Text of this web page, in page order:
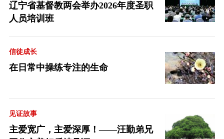
辽宁省基督教两会举办2026年度圣职
人员培训班
信徒成长
在日常中操练专注的生命
见证故事
主爱宽广，主爱深厚！——汪勤弟兄